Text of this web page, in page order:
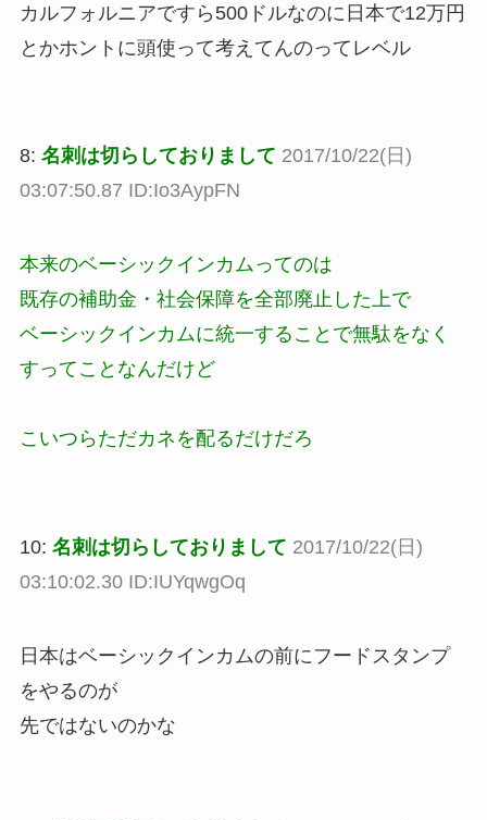
カルフォルニアですら500ドルなのに日本で12万円
とかホントに頭使って考えてんのってレベル
8: 名刺は切らしておりまして 2017/10/22(日)
03:07:50.87 ID:Io3AypFN
本来のベーシックインカムってのは
既存の補助金・社会保障を全部廃止した上で
ベーシックインカムに統一することで無駄をなく
すってことなんだけど
こいつらただカネを配るだけだろ
10: 名刺は切らしておりまして 2017/10/22(日)
03:10:02.30 ID:IUYqwgOq
日本はベーシックインカムの前にフードスタンプ
をやるのが
先ではないのかな